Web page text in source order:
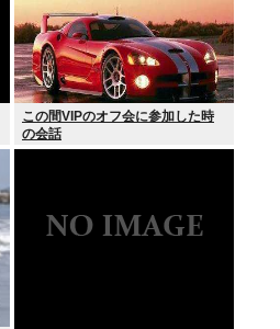
この間VIPのオフ会に参加した時
の会話